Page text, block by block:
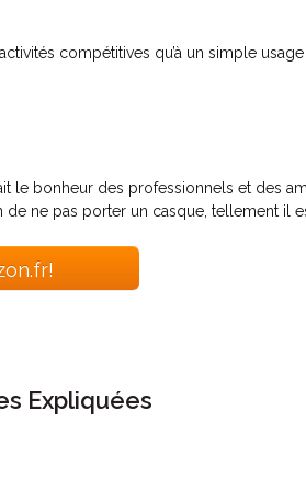
compétitives qu’à un simple
le bonheur des professionnels et des
de ne pas porter un casque, tellement il
Expliquées